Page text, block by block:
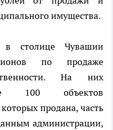
имущества.
столице Чувашии
по продаже
На них
100 объектов
продана, часть
администрации,